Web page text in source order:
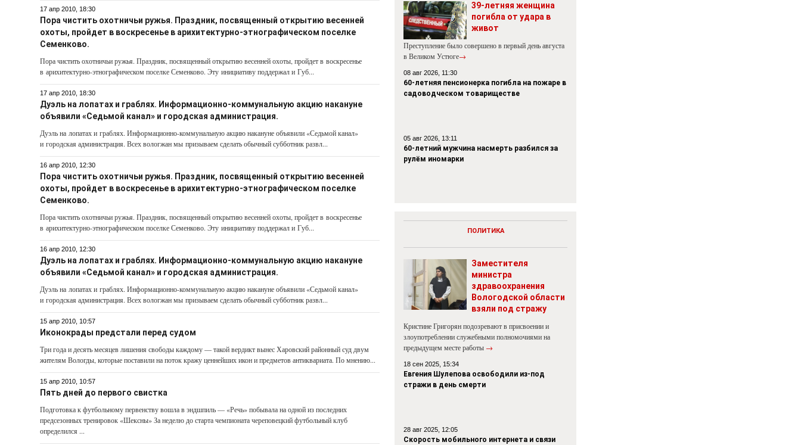
17 апр 2010, 18:30
Пора чистить охотничьи ружья. Праздник, посвященный открытию весенней
охоты, пройдет в воскресенье в арихитектурно-этнографическом поселке
Семенково.
Пора чистить охотничьи ружья. Праздник, посвященный открытию весенней охоты, пройдет в воскресенье
в арихитектурно-этнографическом поселке Семенково. Эту инициативу поддержал и Губ...
17 апр 2010, 18:30
Дуэль на лопатах и граблях. Информационно-коммунальную акцию накануне
объявили «Седьмой канал» и городская администрация.
Дуэль на лопатах и граблях. Информационно-коммунальную акцию накануне объявили «Седьмой канал»
и городская администрация. Всех вологжан мы призываем сделать обычный субботник развл...
16 апр 2010, 12:30
Пора чистить охотничьи ружья. Праздник, посвященный открытию весенней
охоты, пройдет в воскресенье в арихитектурно-этнографическом поселке
Семенково.
Пора чистить охотничьи ружья. Праздник, посвященный открытию весенней охоты, пройдет в воскресенье
в арихитектурно-этнографическом поселке Семенково. Эту инициативу поддержал и Губ...
16 апр 2010, 12:30
Дуэль на лопатах и граблях. Информационно-коммунальную акцию накануне
объявили «Седьмой канал» и городская администрация.
Дуэль на лопатах и граблях. Информационно-коммунальную акцию накануне объявили «Седьмой канал»
и городская администрация. Всех вологжан мы призываем сделать обычный субботник развл...
15 апр 2010, 10:57
Иконокрады предстали перед судом
Три года и десять месяцев лишения свободы каждому — такой вердикт вынес Харовский районный суд двум
жителям Вологды, которые поставили на поток кражу ценнейших икон и предметов антиквариата. По мнению...
15 апр 2010, 10:57
Пять дней до первого свистка
Подготовка к футболь­ному первенству вошла в эндшпиль — «Речь» побывала на одной из послед­них
предсезонных тренировок «Шексны» За неделю до старта чемпионата череповецкий футбольный клуб
определился ...
39-летняя женщина
погибла от удара в
живот
Преступление было совершено в первый день августа
в Великом Устюге→
08 авг 2026, 11:30
60-летняя пенсионерка погибла на пожаре в
садоводческом товариществе
05 авг 2026, 13:11
60-летний мужчина насмерть разбился за
рулём иномарки
ПОЛИТИКА
Заместителя
министра
здравоохранения
Вологодской области
взяли под стражу
Кристине Григорян подозревают в присвоении и
злоупотреблении служебными полномочиями на
предыдущем месте работы →
18 сен 2025, 15:34
Евгения Шулепова освободили из-под
стражи в день смерти
28 авг 2025, 12:05
Скорость мобильного интернета и связи